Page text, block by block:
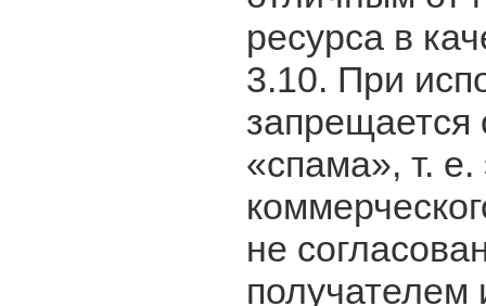
ресурса в
3.10. При
запрещается
«спама», т.
не
получателем